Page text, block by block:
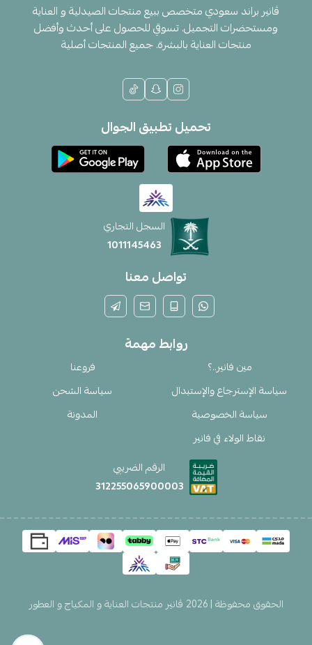
ڤانير براند سعودي متخصص ببيع منتجات الصيدلية و العناية
ومستحضرات التجميل. تسوقي للحصول على أحدث وأفضل
منتجات العناية بالبشرة. جميع المنتجات أصلية
تحميل تطبيق الجوال
السجل التجاري
1011145463
تواصل معنا
روابط مهمة
مين فانير..؟
فروعنا
سياسة الإسترجاع والإستبدال
سياسة الشحن
سياسة الخصوصية
المدونة
نقاط الولاء في فانير
الرقم الضريبي
312255065900003
الحقوق محفوظة | 2026 ڤانير منتجات العناية و المكياج و العطور